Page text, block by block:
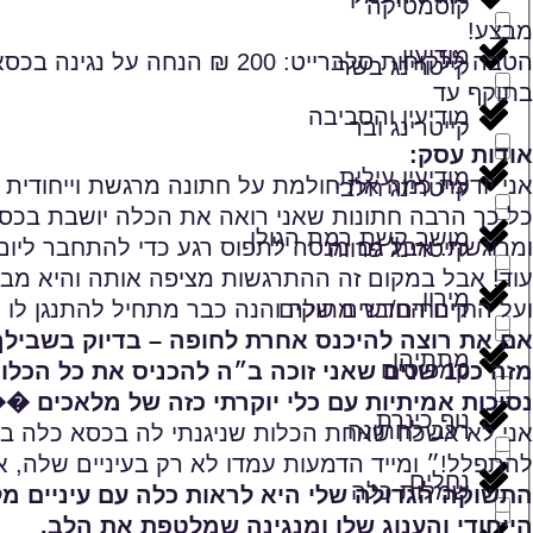
קוסמטיקה
קייטרינג בשרי
קייטרינג ובר
קייטרינג חלבי
קייטרינג פרווה
קינוחים/בר מתוקים
קמפוסים
רכב לחתונה
שמלות כלה
מודיעין
מודיעין והסביבה
מודיעין עילית
מושב קשת רמת הגולן
מירון
מתתיהו
נוף כינרת
נחלים
מבצע!
הטבה ללקוחות סלברייט: 200 ₪ הנחה על נגינה בכסא כלה
בתוקף עד
אודות עסק:
אני יודעת כמה את חולמת על חתונה מרגשת
כל כך הרבה חתונות שאני רואה את הכלה יושבת
ומרוגשת. אבל גם מנסה לתפוס רגע כדי להתחבר
עוד! אבל במקום זה ההתרגשות מציפה אותה והיא
ועל החיים החדשים שלה והנה כבר מתחיל להתנגן לו
אם את רוצה להיכנס אחרת לחופה – בדיוק
מזה כ10 שנים שאני זוכה ב״ה להכניס את כל הכלות שלי ליום המרגש שלהן בדיוק כמו שהן חלמו!
נסיכות אמיתיות עם כלי יוקרתי כזה של
אני לא אשכח שאחת הכלות שניגנתי לה בכסא כלה
להתפלל!״ ומייד הדמעות עמדו לא רק בעיניים שלה,
התשוקה הגדולה שלי היא לראות כלה עם
הייחודי והענוג שלו ומנגינה שמלטפת את הלב.